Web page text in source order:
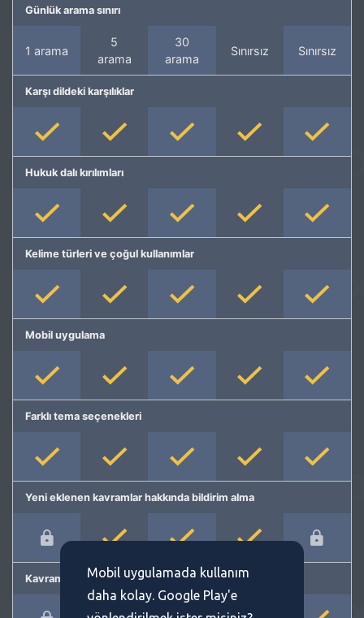
Günlük arama sınırı
1 arama
5
arama
30
arama
Sınırsız Sınırsız
Karşı dildeki karşılıklar
Hukuk dalı kırılımları
Kelime türleri ve çoğul kullanımlar
Mobil uygulama
Farklı tema seçenekleri
Yeni eklenen kavramlar hakkında bildirim alma
Kavram önermeMobil uygulamada kullanım
daha kolay. Google Play'e